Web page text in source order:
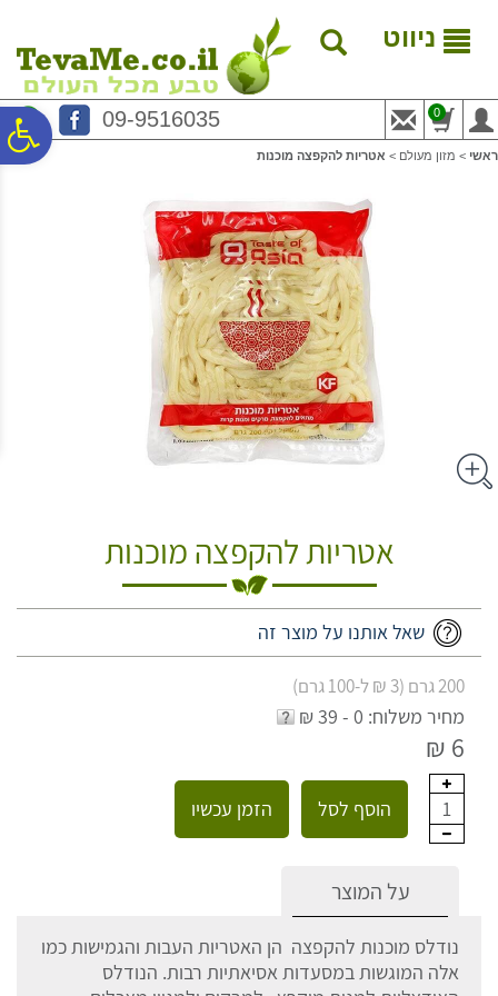
נגישות
המרכזי
ניווט
09-9516035 0
ראשי > מזון מעולם > אטריות להקפצה מוכנות
אטריות להקפצה מוכנות
שאל אותנו על מוצר זה
200 גרם (3 ₪ ל-100 גרם)
מחיר משלוח: 0 - 39 ₪
6 ₪
1 הוסף לסל הזמן עכשיו
על המוצר
נודלס מוכנות להקפצה הן האטריות העבות והגמישות כמו
אלה המוגשות במסעדות אסיאתיות רבות. הנודלס